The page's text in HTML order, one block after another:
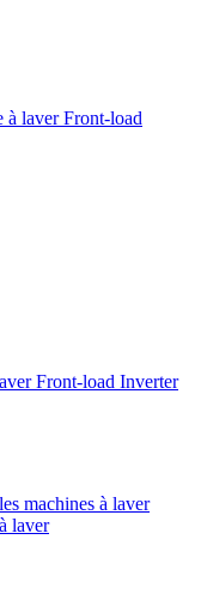
laver Front-load
Front-load Inverter
machines à laver
laver